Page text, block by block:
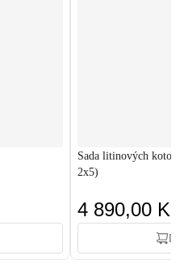
Sada litinových
2x5)
4 890,00 Kč